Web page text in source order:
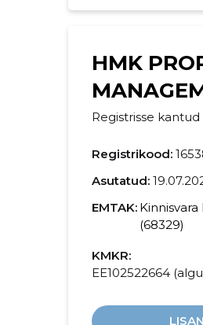
HMK
Registrisse kantud
Registrikood:
Asutatud:
EMTAK:
(68329)
KMKR:
EE102522664